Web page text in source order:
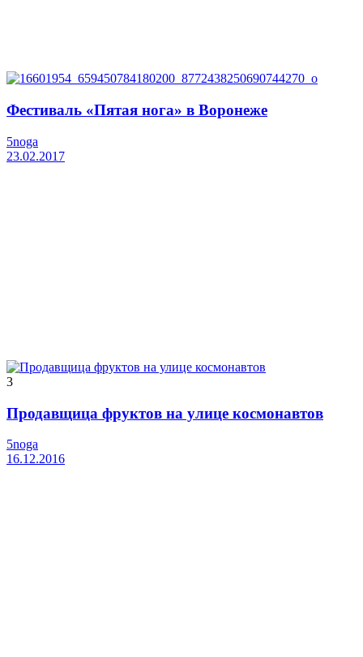
Фестиваль «Пятая нога» в Воронеже
5noga
23.02.2017
3
Продавщица фруктов на улице космонавтов
5noga
16.12.2016